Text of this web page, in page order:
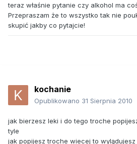
teraz właśnie pytanie czy alkohol ma
Przepraszam że to wszystko tak nie
skupić jakby co pytajcie!
kochanie
Opublikowano 31 Sierpnia 2010
jak bierzesz leki i do tego troche
tyle
jak popijesz troche wiecej to